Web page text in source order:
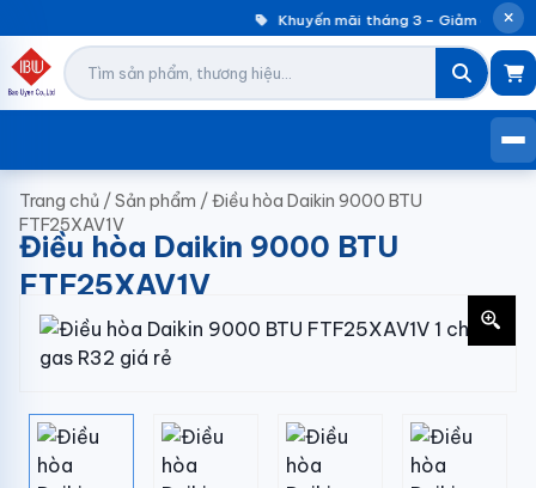
Khuyến mãi tháng 3 – Giảm đến
Trang chủ /Sản phẩm /Điều hòa Daikin 9000 BTU
FTF25XAV1V
Điều hòa Daikin 9000 BTU
FTF25XAV1V